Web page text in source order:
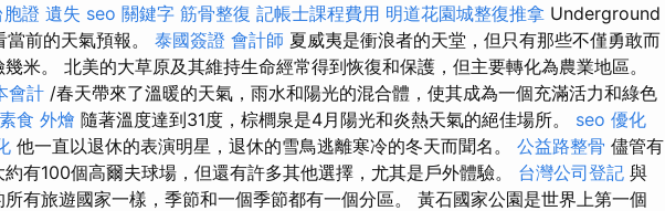
胞證 遺失 seo 關鍵字 筋骨整復 記帳士課程費用 明道花園城整復推拿 Underground
前的天氣預報。 泰國簽證 會計師 夏威夷是衝浪者的天堂，但只有那些不僅勇敢而
米。 北美的大草原及其維持生命經常得到恢復和保護，但主要轉化為農業地區。
會計 /春天帶來了溫暖的天氣，雨水和陽光的混合體，使其成為一個充滿活力和綠色
素食 外燴 隨著溫度達到31度，棕櫚泉是4月陽光和炎熱天氣的絕佳場所。 seo 優化
他一直以退休的表演明星，退休的雪鳥逃離寒冷的冬天而聞名。 公益路整骨 儘管有
有100個高爾夫球場，但還有許多其他選擇，尤其是戶外體驗。 台灣公司登記 與
有旅遊國家一樣，季節和一個季節都有一個分區。 黃石國家公園是世界上第一個